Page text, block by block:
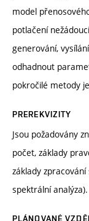
model
potlačení
generování,
odhadnout
pokročilé metody
PREREKVIZITY
Jsou požadovány
počet, základy
základy
spektrální analýza).
PLÁNOVANÉ